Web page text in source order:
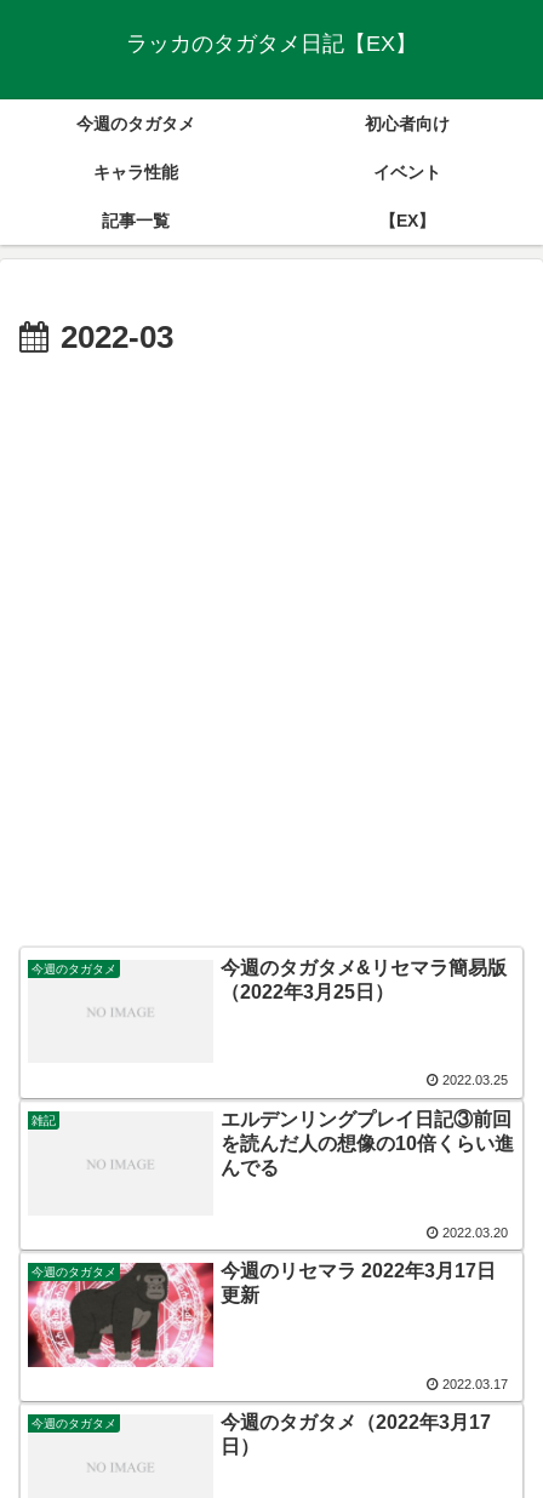
ラッカのタガタメ日記【EX】
今週のタガタメ 初心者向け
キャラ性能 イベント
記事一覧 【EX】
2022-03
今週のタガタメ
今週のタガタメ&リセマラ簡易版
（2022年3月25日）
2022.03.25
雑記
エルデンリングプレイ日記③前回
を読んだ人の想像の10倍くらい進
んでる
2022.03.20
今週のタガタメ
今週のリセマラ 2022年3月17日
更新
2022.03.17
今週のタガタメ
今週のタガタメ（2022年3月17
日）